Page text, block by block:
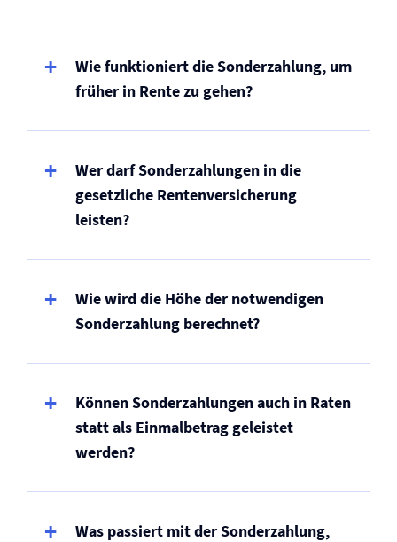
Wie funktioniert die Sonderzahlung, um
früher in Rente zu gehen?
Wer darf Sonderzahlungen in die
gesetzliche Renten­versicherung
leisten?
Wie wird die Höhe der notwendigen
Sonderzahlung berechnet?
Können Sonderzahlungen auch in Raten
statt als Einmalbetrag geleistet
werden?
Was passiert mit der Sonderzahlung,